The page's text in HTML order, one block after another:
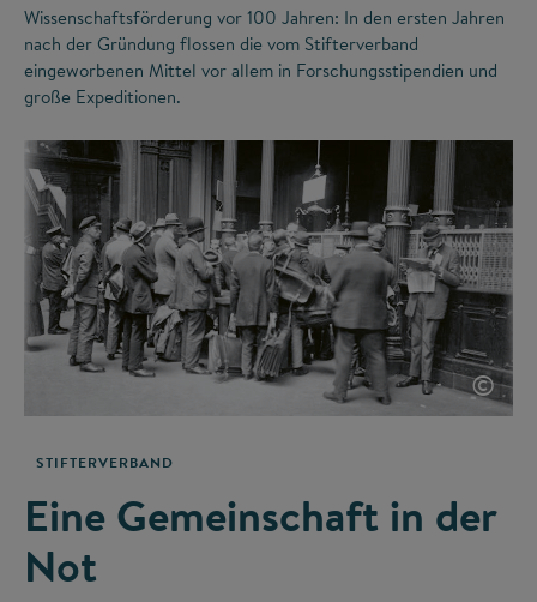
Wissenschaftsförderung vor 100 Jahren: In den ersten Jahren
nach der Gründung flossen die vom Stifterverband
eingeworbenen Mittel vor allem in Forschungsstipendien und
große Expeditionen.
©
STIFTERVERBAND
Eine Gemeinschaft in der
Not